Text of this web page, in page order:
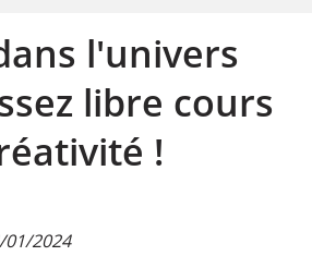
l'univers
libre cours
!
2024